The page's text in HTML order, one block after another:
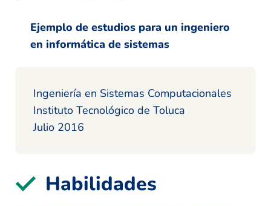
Ejemplo de estudios para un ingeniero
en informática de sistemas
Ingeniería en Sistemas Computacionales
Instituto Tecnológico de Toluca
Julio 2016
Habilidades